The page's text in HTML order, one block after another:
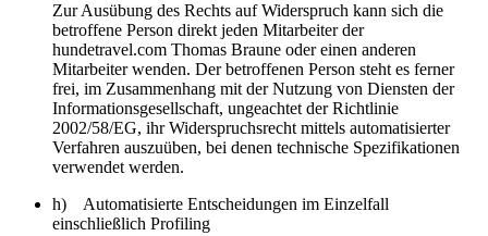
Zur Ausübung des Rechts auf Widerspruch kann sich die
betroffene Person direkt jeden Mitarbeiter der
hundetravel.com Thomas Braune oder einen anderen
Mitarbeiter wenden. Der betroffenen Person steht es ferner
frei, im Zusammenhang mit der Nutzung von Diensten der
Informationsgesellschaft, ungeachtet der Richtlinie
2002/58/EG, ihr Widerspruchsrecht mittels automatisierter
Verfahren auszuüben, bei denen technische Spezifikationen
verwendet werden.
h) Automatisierte Entscheidungen im Einzelfall
einschließlich Profiling